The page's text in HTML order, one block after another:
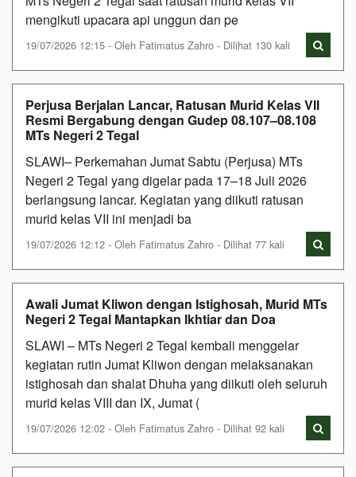
mengikuti upacara api unggun dan pe
19/07/2026 12:15 - Oleh Fatimatus Zahro - Dilihat 130 kali
Perjusa Berjalan Lancar, Ratusan Murid Kelas VII
Resmi Bergabung dengan Gudep 08.107–08.108
MTs Negeri 2 Tegal
SLAWI– Perkemahan Jumat Sabtu (Perjusa) MTs
Negeri 2 Tegal yang digelar pada 17–18 Juli 2026
berlangsung lancar. Kegiatan yang diikuti ratusan
murid kelas VII ini menjadi ba
19/07/2026 12:12 - Oleh Fatimatus Zahro - Dilihat 77 kali
Awali Jumat Kliwon dengan Istighosah, Murid MTs
Negeri 2 Tegal Mantapkan Ikhtiar dan Doa
SLAWI – MTs Negeri 2 Tegal kembali menggelar
kegiatan rutin Jumat Kliwon dengan melaksanakan
istighosah dan shalat Dhuha yang diikuti oleh seluruh
murid kelas VIII dan IX, Jumat (
19/07/2026 12:02 - Oleh Fatimatus Zahro - Dilihat 92 kali